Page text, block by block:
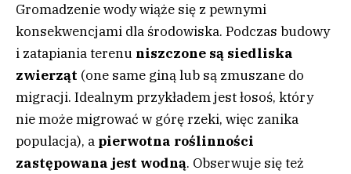
Gromadzenie wody wiąże się z pewnymi
konsekwencjami dla środowiska. Podczas budowy
i zatapiania terenu niszczone są siedliska
zwierząt (one same giną lub są zmuszane do
migracji. Idealnym przykładem jest łosoś, który
nie może migrować w górę rzeki, więc zanika
populacja), a pierwotna roślinności
zastępowana jest wodną. Obserwuje się też